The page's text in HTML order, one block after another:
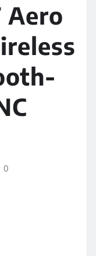
Aero
0